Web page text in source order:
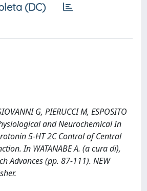
(DC)
G, PIERUCCI M, ESPOSITO
and Neurochemical In
5-HT 2C Control of Central
In WATANABE A. (a cura di),
Advances (pp. 87-111). NEW